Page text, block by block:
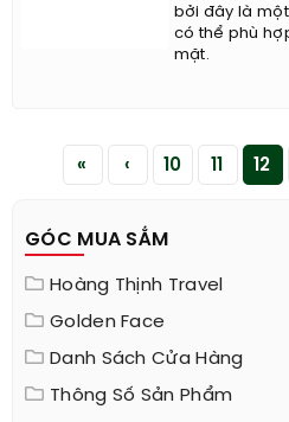
bởi đây là
có thể phù
mặt.
« ‹ 10 12
GÓC MUA SẮM
Hoàng Thịnh Travel
Golden Face
Danh Sách Cửa Hàng
Thông Số Sản Phẩm